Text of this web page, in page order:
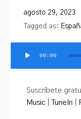
agosto 29, 2023
Tagged as:
Reproductor
00:00
Suscríbete
Music
TuneIn